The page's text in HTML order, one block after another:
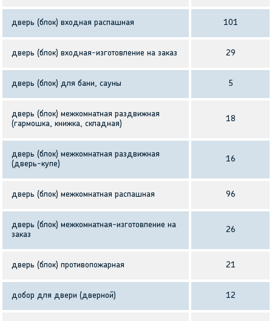
дверь (блок) входная распашная 101
дверь (блок) входная-изготовление на заказ 29
дверь (блок) для бани, сауны 5
дверь (блок) межкомнатная раздвижная
(гармошка, книжка, складная)
18
дверь (блок) межкомнатная раздвижная
(дверь-купе)
16
дверь (блок) межкомнатная распашная 96
дверь (блок) межкомнатная-изготовление на
заказ
26
дверь (блок) противопожарная 21
добор для двери (дверной) 12